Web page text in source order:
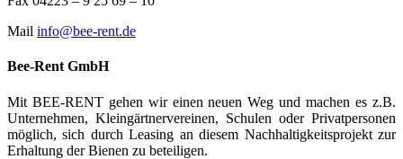
Mail info@bee-rent.de
Bee-Rent GmbH
Mit BEE-RENT gehen wir einen neuen Weg und machen es z.B.
Unternehmen, Kleingärtnervereinen, Schulen oder Privatpersonen
möglich, sich durch Leasing an diesem Nachhaltigkeitsprojekt zur
Erhaltung der Bienen zu beteiligen.